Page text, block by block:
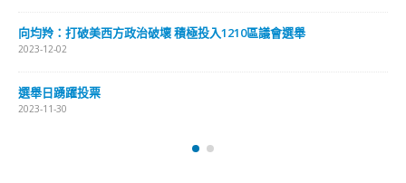
向均羚：打破美西方政治破壞 積極投入1210區議會選舉
2023-12-02
選舉日踴躍投票
2023-11-30